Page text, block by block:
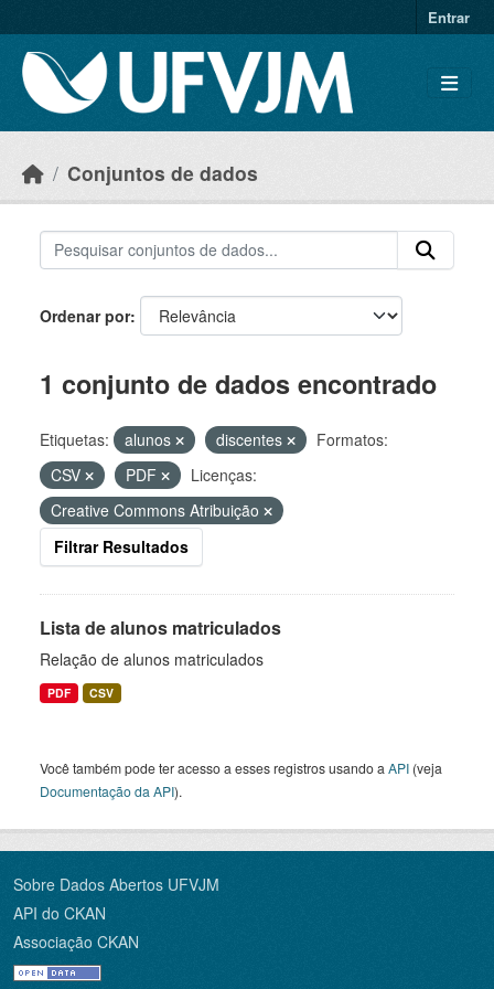
Entrar
Conjuntos de dados
Ordenar por
1 conjunto de dados encontrado
Etiquetas: alunos discentes
Formatos:
CSV
PDF
Licenças:
Creative Commons Atribuição
Filtrar Resultados
Lista de alunos matriculados
Relação de alunos matriculados
PDF CSV
Você também pode ter acesso a esses registros usando a API (veja
Documentação da API).
Sobre Dados Abertos UFVJM
API do CKAN
Associação CKAN